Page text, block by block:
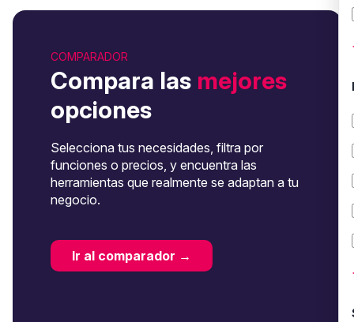
COMPARADOR
Compara las mejores
opciones
Selecciona tus necesidades, filtra por
funciones o precios, y encuentra las
herramientas que realmente se adaptan a tu
negocio.
Ir al comparador →